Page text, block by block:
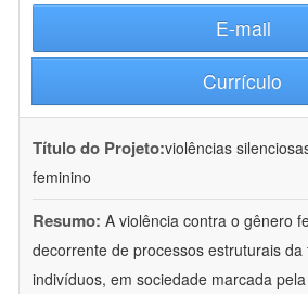
E-mail
Currículo
Título do Projeto:violências
feminino
Resumo: A violência contra o gênero
decorrente de processos estruturais
indivíduos, em sociedade marcada